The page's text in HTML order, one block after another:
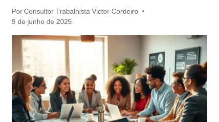
Por Consultor Trabalhista Victor Cordeiro
9 de junho de 2025